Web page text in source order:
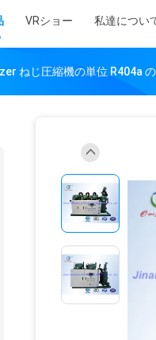
VRショー 私達につい
ねじ圧縮機の単位 R404a